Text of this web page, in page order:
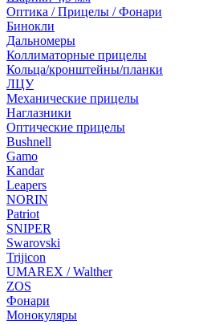
Оптика / Прицелы / Фонари
Бинокли
Дальномеры
Коллиматорные прицелы
Кольца/кронштейны/планки
ЛЦУ
Механические прицелы
Наглазники
Оптические прицелы
Bushnell
Gamo
Kandar
Leapers
NORIN
Patriot
SNIPER
Swarovski
Trijicon
UMAREX / Walther
ZOS
Фонари
Монокуляры